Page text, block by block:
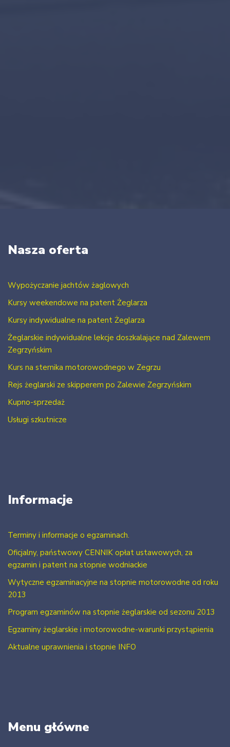
Nasza oferta
Wypożyczanie jachtów żaglowych
Kursy weekendowe na patent Żeglarza
Kursy indywidualne na patent Żeglarza
Żeglarskie indywidualne lekcje doszkalające nad Zalewem
Zegrzyńskim
Kurs na sternika motorowodnego w Zegrzu
Rejs żeglarski ze skipperem po Zalewie Zegrzyńskim
Kupno-sprzedaż
Usługi szkutnicze
Informacje
Terminy i informacje o egzaminach.
Oficjalny, państwowy CENNIK opłat ustawowych, za
egzamin i patent na stopnie wodniackie
Wytyczne egzaminacyjne na stopnie motorowodne od roku
2013
Program egzaminów na stopnie żeglarskie od sezonu 2013
Egzaminy żeglarskie i motorowodne-warunki przystąpienia
Aktualne uprawnienia i stopnie INFO
Menu główne